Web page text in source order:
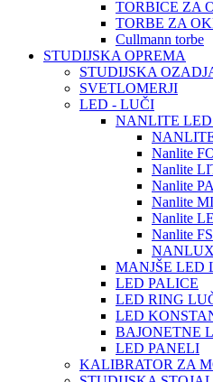
TORBICE ZA
TORBE ZA
Cullmann torbe
STUDIJSKA OPREMA
STUDIJSKA
SVETLOMERJI
LED - LUČI
NANLITE
Nanlite
Nanlite
Nanlite
Nanlite
Nanlite
Nanlite
NANLUX
MANJŠE LED
LED PALICE
LED RING
LED
BAJONETNE
LED PANELI
KALIBRATOR ZA